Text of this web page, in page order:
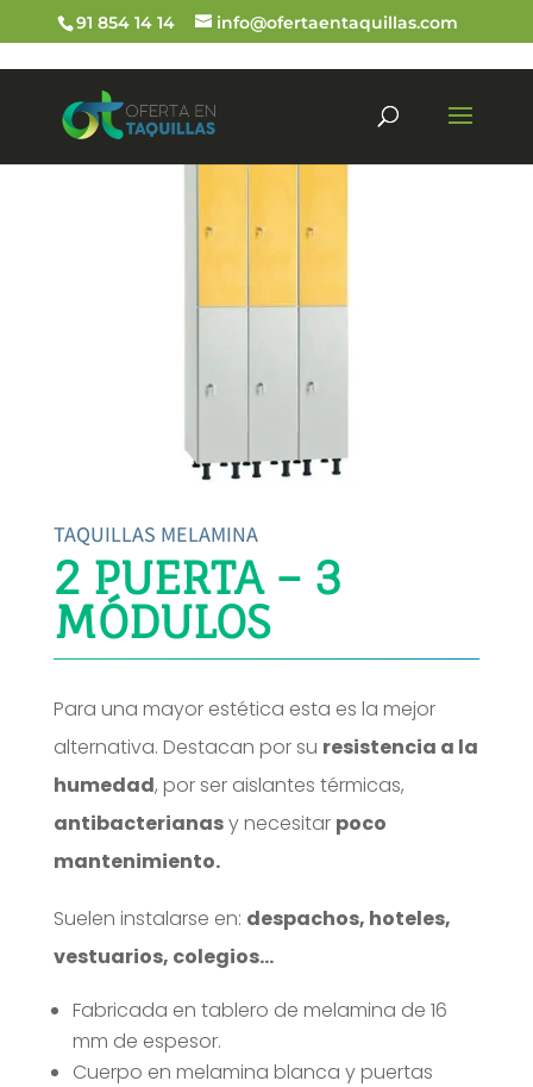
91 854 14 14 info@ofertaentaquillas.com
TAQUILLAS MELAMINA
2 PUERTA – 3
MÓDULOS
Para una mayor estética esta es la mejor
alternativa. Destacan por su resistencia a la
humedad, por ser aislantes térmicas,
antibacterianasy necesitar poco
mantenimiento.
Suelen instalarse en: despachos, hoteles,
vestuarios, colegios…
Fabricada en tablero de melamina de 16
mm de espesor.
Cuerpo en melamina blanca y puertas